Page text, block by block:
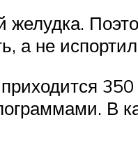
желудка.
а не
В